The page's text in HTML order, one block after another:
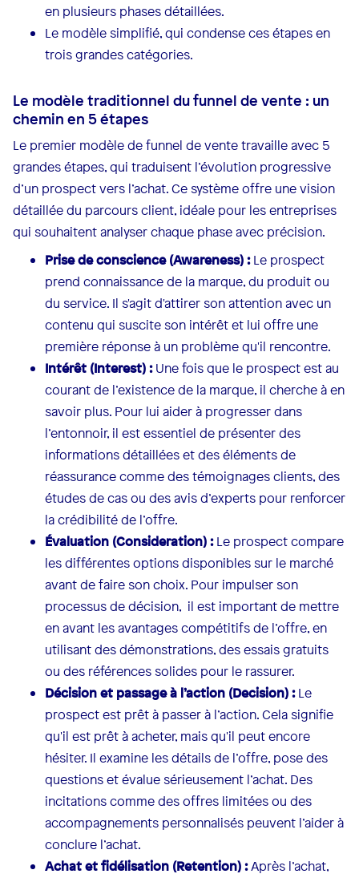
en plusieurs phases détaillées.
Le modèle simplifié, qui condense ces étapes en
trois grandes catégories.
Le modèle traditionnel du funnel de vente : un
chemin en 5 étapes
Le premier modèle de funnel de vente travaille avec 5
grandes étapes, qui traduisent l’évolution progressive
d’un prospect vers l’achat. Ce système offre une vision
détaillée du parcours client, idéale pour les entreprises
qui souhaitent analyser chaque phase avec précision.
Prise de conscience (Awareness) :Le prospect
prend connaissance de la marque, du produit ou
du service. Il s'agit d'attirer son attention avec un
contenu qui suscite son intérêt et lui offre une
première réponse à un problème qu'il rencontre.
Intérêt (Interest) :Une fois que le prospect est au
courant de l’existence de la marque, il cherche à en
savoir plus. Pour lui aider à progresser dans
l’entonnoir, il est essentiel de présenter des
informations détaillées et des éléments de
réassurance comme des témoignages clients, des
études de cas ou des avis d’experts pour renforcer
la crédibilité de l’offre.
Évaluation (Consideration) :Le prospect compare
les différentes options disponibles sur le marché
avant de faire son choix. Pour impulser son
processus de décision, il est important de mettre
en avant les avantages compétitifs de l’offre, en
utilisant des démonstrations, des essais gratuits
ou des références solides pour le rassurer.
Décision et passage à l’action (Decision) :Le
prospect est prêt à passer à l’action. Cela signifie
qu'il est prêt à acheter, mais qu'il peut encore
hésiter. Il examine les détails de l’offre, pose des
questions et évalue sérieusement l’achat. Des
incitations comme des offres limitées ou des
accompagnements personnalisés peuvent l’aider à
conclure l’achat.
Achat et fidélisation (Retention) :Après l’achat,